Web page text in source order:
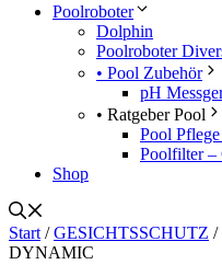
Poolroboter
Dolphin
Poolroboter
• Pool Zubehör
pH
• Ratgeber Pool
Pool
Poolfilter –
Shop
Start /GESICHTSSCHUTZ /
DYNAMIC